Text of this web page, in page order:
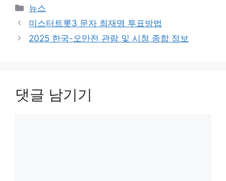
카
테
고
리
뉴스
미스터트롯3 문자 최재명 투표방법
2025 한국-오만전 관람 및 시청 종합 정보
댓글 남기기